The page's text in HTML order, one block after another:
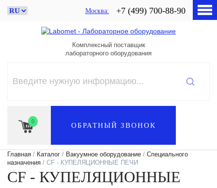
Москва +7 (499) 700-88-90
Комплексный поставщик
лабораторного оборудования
0 ОБРАТНЫЙ ЗВОНОК
Главная / Каталог / Вакуумное оборудование / Специального
назначения / CF - КУПЕЛЯЦИОННЫЕ ПЕЧИ
CF - КУПЕЛЯЦИОННЫЕ